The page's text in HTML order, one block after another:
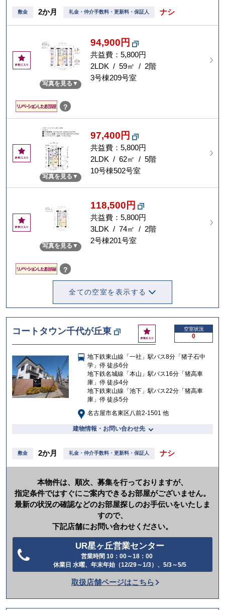
敷金 2か月 礼金・仲介手数料・更新料・保証人 ナシ
お
気
写真を見る
94,900円
共益費：5,800円
2LDK / 59㎡ / 2階
3号棟209号室
？
お
気
り
写真を見る
97,400円
共益費：5,800円
2LDK / 62㎡ / 5階
10号棟502号室
お
気
写真を見る
118,500円
共益費：5,800円
3LDK / 74㎡ / 2階
2号棟201号室
？
全ての空室を表示する
コートタウン千代が丘東
お
気
入
空室状況
0
地下鉄東山線「一社」駅バス8分「猪子石中
学」停 徒歩6分
地下鉄名城線「本山」駅バス16分「猪高車
庫」停 徒歩4分
地下鉄東山線「池下」駅バス22分「猪高車
庫」停 徒歩5分
名古屋市名東区八前2-1501 他
建物情報・お問い合わせ先
敷金 2か月 礼金・仲介手数料・更新料・保証人 ナシ
本物件は、順次、募集を行っておりますが、
指定条件ではすぐにご案内できるお部屋がございません。
最新の状況の確認などのお部屋探しのお手伝いをいたしま
すので、
下記店舗にお問い合わせください。
UR星ヶ丘営業センター
営業時間 10：00～18：00
休業日 水曜、年末年始（12/29～1/3）、5/3～5/5
話
か
取扱店舗ページはこちら